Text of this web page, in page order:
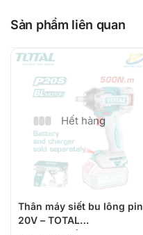
Sản phẩm liên quan
Hết hàng
Thân máy siết bu lông pin
20V – TOTAL